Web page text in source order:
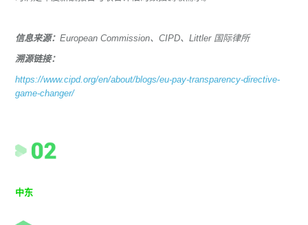
信息来源：European Commission、CIPD、Littler 国际律所
溯源链接：
https://www.cipd.org/en/about/blogs/eu-pay-transparency-directive-
game-changer/
中东